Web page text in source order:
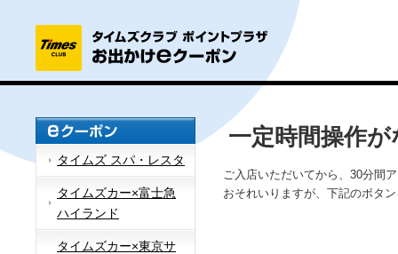
タイムズ スパ・レスタ
タイムズカー×富士急
ハイランド
タイムズカー×東京サ
一定時間操作
ご入店いただいてから、30分間
おそれいりますが、下記のボタ